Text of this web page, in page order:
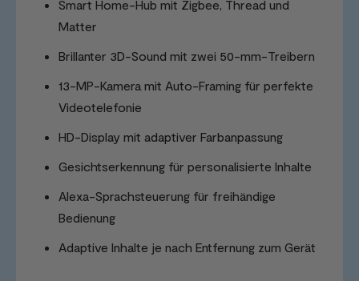
Smart Home-Hub mit Zigbee, Thread und
Matter
Brillanter 3D-Sound mit zwei 50-mm-Treibern
13-MP-Kamera mit Auto-Framing für perfekte
Videotelefonie
HD-Display mit adaptiver Farbanpassung
Gesichtserkennung für personalisierte Inhalte
Alexa-Sprachsteuerung für freihändige
Bedienung
Adaptive Inhalte je nach Entfernung zum Gerät